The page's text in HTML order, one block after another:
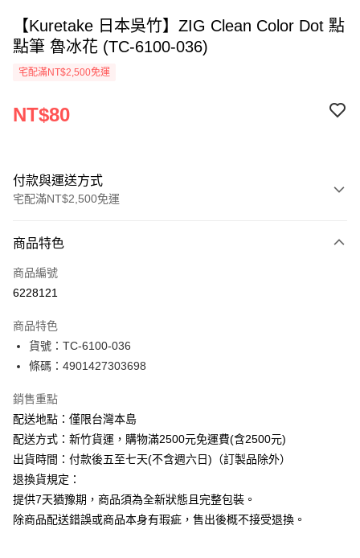
【Kuretake 日本吳竹】ZIG Clean Color Dot 點
點筆 魯冰花 (TC-6100-036)
宅配滿NT$2,500免運
NT$80
付款與運送方式
宅配滿NT$2,500免運
信用卡一次付款
Apple Pay
悠遊付
ATM付款
運送方式
下單前請先詢問庫存
每筆NT$130，滿NT$2,500(含以上)免運費
商品特色
商品編號
6228121
商品特色
貨號：TC-6100-036
條碼：4901427303698
銷售重點
配送地點：僅限台灣本島
配送方式：新竹貨運，購物滿2500元免運費(含2500元)
出貨時間：付款後五至七天(不含週六日)（訂製品除外）
退換貨規定：
提供7天猶豫期，商品須為全新狀態且完整包裝。
除商品配送錯誤或商品本身有瑕疵，售出後概不接受退換。